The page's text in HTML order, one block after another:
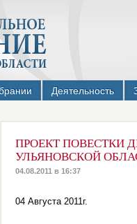
Деятельность
ПРОЕКТ ПОВЕСТКИ
УЛЬЯНОВСКОЙ
04.08.2011 в 16:37
04 Августа 2011г.